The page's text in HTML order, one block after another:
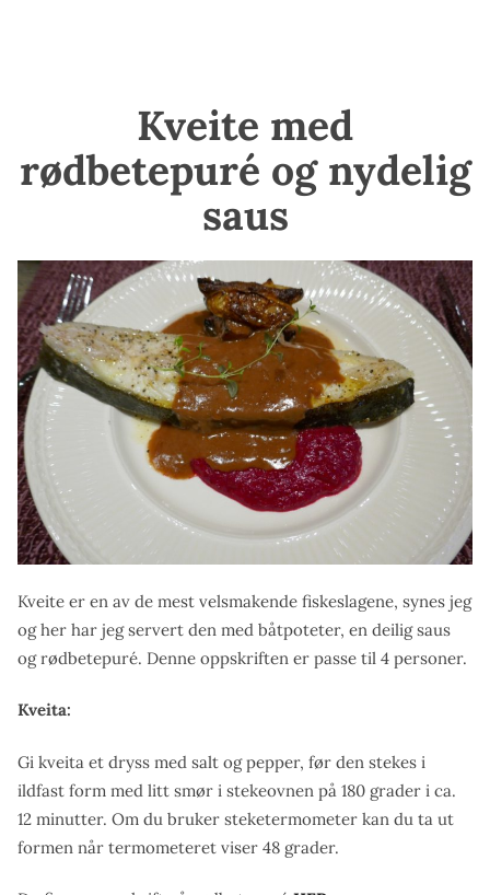
Kveite med
rødbetepuré og nydelig
saus
Kveite er en av de mest velsmakende fiskeslagene, synes jeg
og her har jeg servert den med båtpoteter, en deilig saus
og rødbetepuré. Denne oppskriften er passe til 4 personer.
Kveita:
Gi kveita et dryss med salt og pepper, før den stekes i
ildfast form med litt smør i stekeovnen på 180 grader i ca.
12 minutter. Om du bruker steketermometer kan du ta ut
formen når termometeret viser 48 grader.